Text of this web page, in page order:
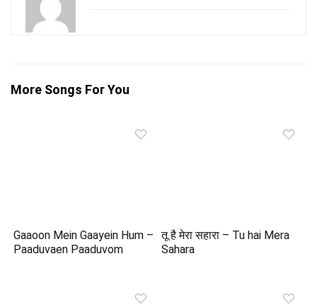
More Songs For You
Gaaoon Mein Gaayein Hum –
Paaduvaen Paaduvom
तू है मेरा सहारा – Tu hai Mera
Sahara